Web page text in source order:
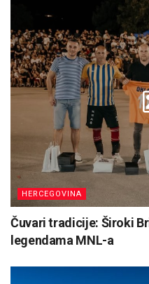
HERCEGOVINA
Čuvari tradicije: Široki
legendama MNL-a